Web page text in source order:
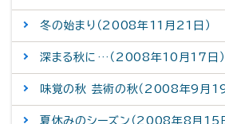
冬の始まり（2008年11月21日）
深まる秋に…（2008年10月17日）
味覚の秋 芸術の秋（2008年9月19
夏休みのシーズン（2008年8月15